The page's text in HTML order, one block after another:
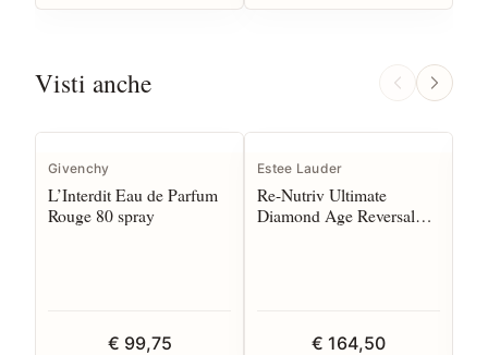
Visti anche
Givenchy
L’Interdit Eau de Parfum
Rouge 80 spray
€ 99,75
Estee Lauder
Re-Nutriv Ultimate
Diamond Age Reversal
€ 164,50